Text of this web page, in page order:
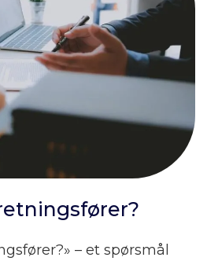
– et spørsmål